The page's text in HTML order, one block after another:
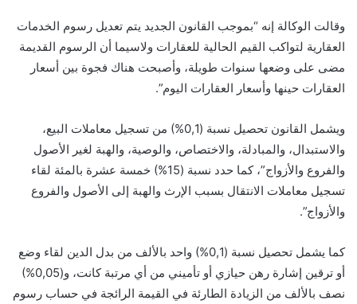
وقالت الوكالة إنه “بموجب القانون الجديد يتم تعديل رسوم الخدمات
العقارية لتواكب القيم الحالية للعقارات ولاسيما أن الرسوم القديمة
مضى على وضعها سنوات طويلة، وأصبحت هناك فجوة بين أسعار
العقارات حينها وأسعار العقارات اليوم”.
ويشمل القانون تحصيل نسبة (0,1%) من تسجيل معاملات البيع،
والاستبدال، والمبادلة، والاختصاص، والوصية، والهبة لغير الأصول
والفروع والأزواج”، كما حدد نسبة (15%) خمسة عشرة بالمئة لقاء
تسجيل معاملات الانتقال بسبب الإرث والهبة إلى الأصول والفروع
والأزواج”.
كما يشمل تحصيل نسبة (0,1%) واحد بالألف من بدل الدين لقاء وضع
أو ترقين إشارة رهن حيازي أو تأميني من أي مرتبة كانت، و(0,05%)
نصف بالألف من الزيادة الطارئة في القيمة الرائجة في حساب رسوم